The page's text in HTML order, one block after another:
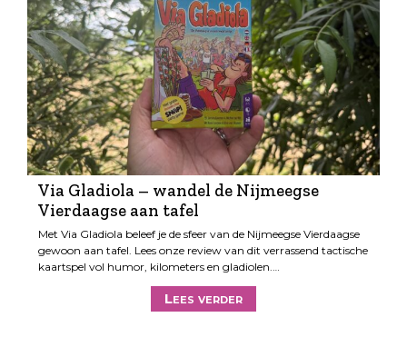
Via Gladiola – wandel de Nijmeegse
Vierdaagse aan tafel
Met Via Gladiola beleef je de sfeer van de Nijmeegse Vierdaagse
gewoon aan tafel. Lees onze review van dit verrassend tactische
kaartspel vol humor, kilometers en gladiolen.…
Lees verder